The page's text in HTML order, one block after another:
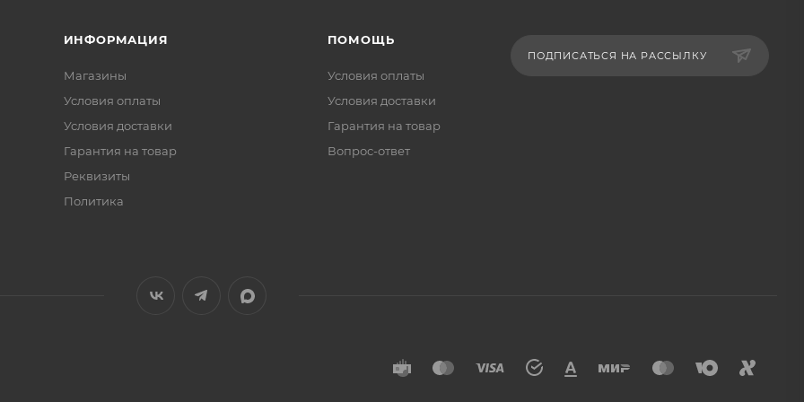
ИНФОРМАЦИЯ
Магазины
Условия оплаты
Условия доставки
Гарантия на товар
Реквизиты
Политика
ПОМОЩЬ
Условия оплаты
Условия доставки
Гарантия на товар
Вопрос-ответ
ПОДПИСАТЬСЯ НА РАССЫЛКУ